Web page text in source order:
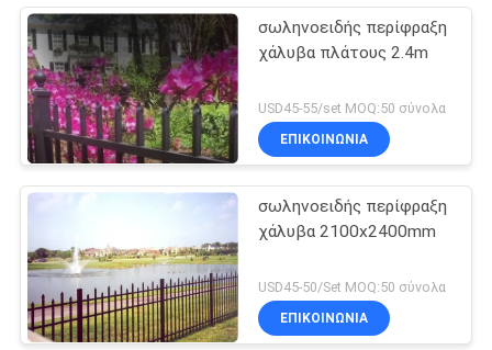
σωληνοειδής περίφραξη
χάλυβα πλάτους 2.4m
USD45-55/set MOQ:50 σύνολα
ΕΠΙΚΟΙΝΩΝΙΑ
σωληνοειδής περίφραξη
χάλυβα 2100x2400mm
USD45-50/Set MOQ:50 σύνολα
ΕΠΙΚΟΙΝΩΝΙΑ